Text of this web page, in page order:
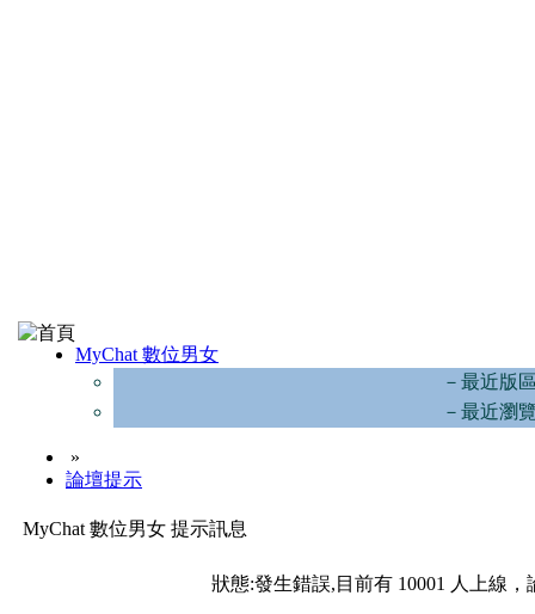
MyChat 數位男女
－最近版
－最近瀏
»
論壇提示
MyChat 數位男女 提示訊息
狀態:發生錯誤,目前有 10001 人上線